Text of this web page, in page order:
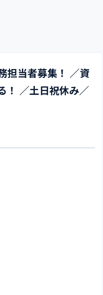
担当者募集！ ／資
！ ／土日祝休み／